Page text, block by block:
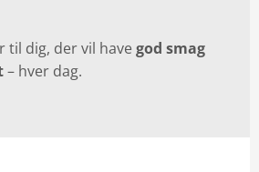
til dig, der vil have god smag
– hver dag.